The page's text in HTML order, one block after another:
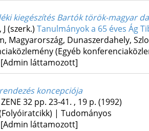
kiegészítés Bartók török-magyar
J (szerk.) Tanulmányok a 65 éves Ág
Magyarország, Dunaszerdahely,
(Egyéb
[Admin láttamozott]
koncepciója
32 pp. 23-41. , 19 p. (1992)
| Tudományos
[Admin láttamozott]